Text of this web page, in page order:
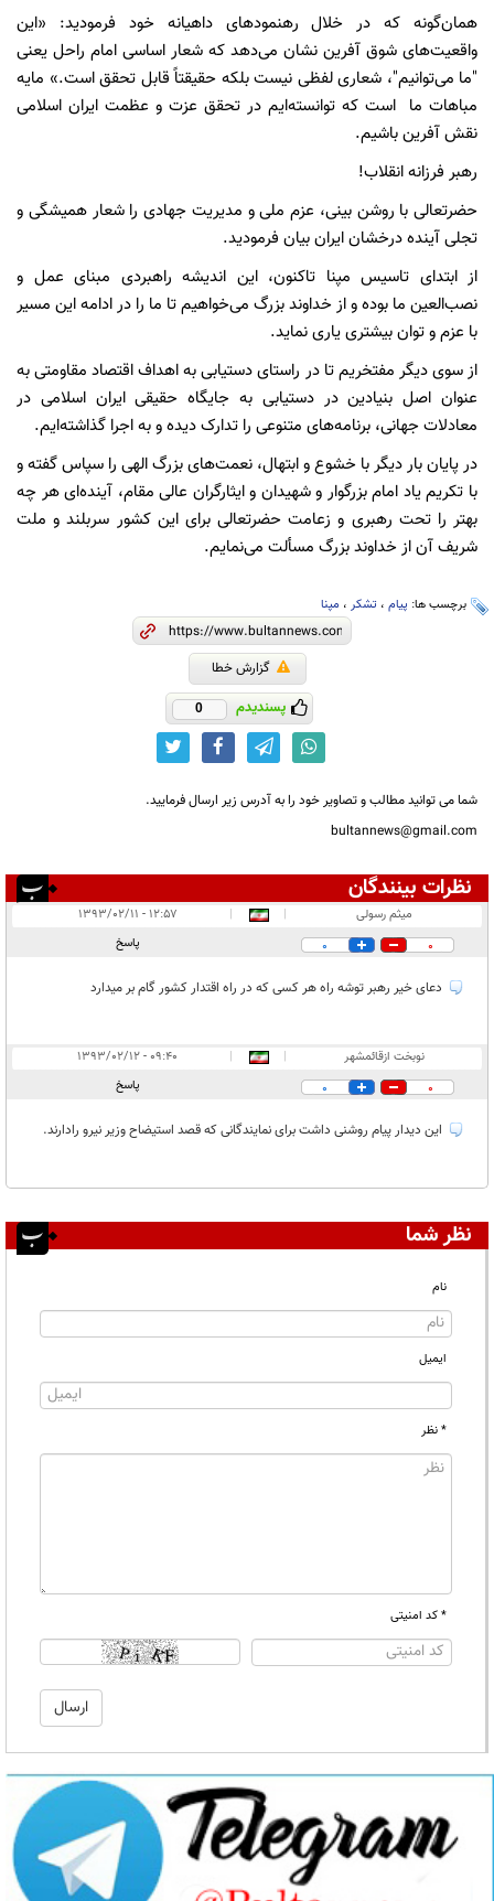
همان‌گونه که در خلال رهنمودهای داهیانه خود فرمودید: «این
واقعیت‌های شوق آفرین نشان می‌دهد که شعار اساسی امام راحل یعنی
"ما می‌توانیم"، شعاری لفظی نیست بلکه حقیقتاً قابل تحقق است.» مایه
مباهات ما است که توانسته‌ایم در تحقق عزت و عظمت ایران اسلامی
نقش آفرین باشیم.
رهبر فرزانه انقلاب!
حضرتعالی با روشن بینی، عزم ملی و مدیریت جهادی را شعار همیشگی و
تجلی آینده درخشان ایران بیان فرمودید.
از ابتدای تاسیس مپنا تاکنون، این اندیشه راهبردی مبنای عمل و
نصب‌العین ما بوده و از خداوند بزرگ می‌خواهیم تا ما را در ادامه این مسیر
با عزم و توان بیشتری یاری نماید.
از سوی دیگر مفتخریم تا در راستای دستیابی به اهداف اقتصاد مقاومتی به
عنوان اصل بنیادین در دستیابی به جایگاه حقیقی ایران اسلامی در
معادلات جهانی، برنامه‌های متنوعی را تدارک دیده و به اجرا گذاشته‌ایم.
در پایان بار دیگر با خشوع و ابتهال، نعمت‌های بزرگ الهی را سپاس گفته و
با تکریم یاد امام بزرگوار و شهیدان و ایثارگران عالی مقام، آینده‌ای هر چه
بهتر را تحت رهبری و زعامت حضرتعالی برای این کشور سربلند و ملت
شریف آن از خداوند بزرگ مسألت می‌نمایم.
برچسب ها: پیام ، تشکر ، مپنا
گزارش خطا
پسندیدم 0
شما می توانید مطالب و تصاویر خود را به آدرس زیر ارسال فرمایید.
bultannews@gmail.com
نظرات بینندگان
در انتظار بررسی:
میثم رسولی |
|
۱۲:۵۷ - ۱۳۹۳/۰۲/۱۱
0
0 پاسخ
دعای خیر رهبر توشه راه هر کسی که در راه اقتدار کشور گام بر میدارد
نوبخت ازقائمشهر |
|
۰۹:۴۰ - ۱۳۹۳/۰۲/۱۲
0
0 پاسخ
این دیدار پیام روشنی داشت برای نمایندگانی که قصد استیضاح وزیر نیرو رادارند.
نظر شما
نام
ایمیل
* نظر
* کد امنیتی